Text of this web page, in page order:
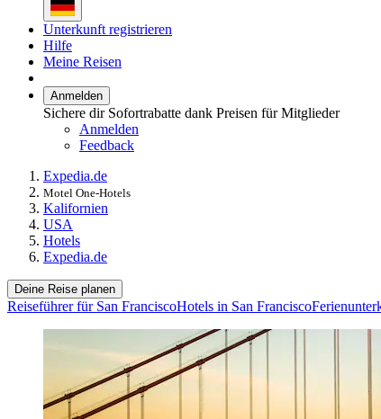
Unterkunft registrieren
Hilfe
Meine Reisen
Anmelden
Sichere dir Sofortrabatte dank Preisen für Mitglieder
Anmelden
Feedback
Expedia.de
Motel One-Hotels
Kalifornien
USA
Hotels
Expedia.de
Deine Reise planen
Reiseführer für San FranciscoHotels in San Francisco